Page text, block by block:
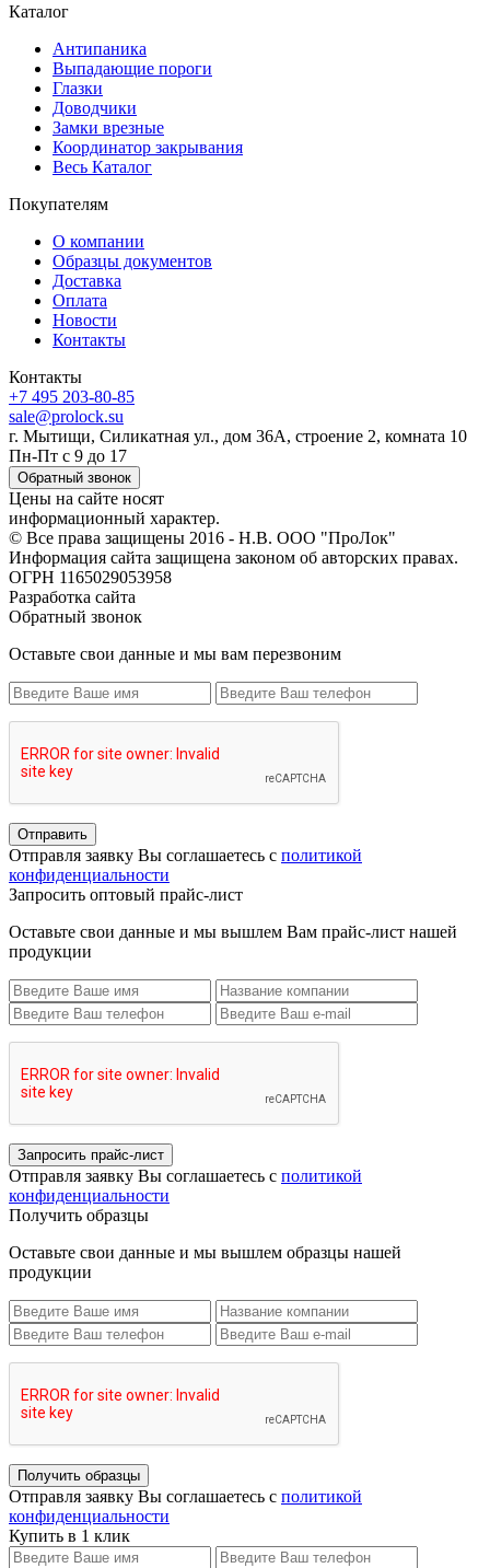
Каталог
Антипаника
Выпадающие пороги
Глазки
Доводчики
Замки врезные
Координатор закрывания
Весь Каталог
Покупателям
О компании
Образцы документов
Доставка
Оплата
Новости
Контакты
Контакты
+7 495 203-80-85
sale@prolock.su
г. Мытищи, Силикатная ул., дом 36А, строение 2, комната 10
Пн-Пт с 9 до 17
Обратный звонок
Цены на сайте носят
информационный характер.
© Все права защищены 2016 - Н.В. ООО "ПроЛок"
Информация сайта защищена законом об авторских правах.
ОГРН 1165029053958
Разработка сайта
Обратный звонок
Оставьте свои данные и мы вам перезвоним
Отправить
Отправля заявку Вы соглашаетесь с политикой
конфиденциальности
Запросить оптовый прайс-лист
Оставьте свои данные и мы вышлем Вам прайс-лист нашей
продукции
Запросить прайс-лист
Отправля заявку Вы соглашаетесь с политикой
конфиденциальности
Получить образцы
Оставьте свои данные и мы вышлем образцы нашей
продукции
Получить образцы
Отправля заявку Вы соглашаетесь с политикой
конфиденциальности
Купить в 1 клик